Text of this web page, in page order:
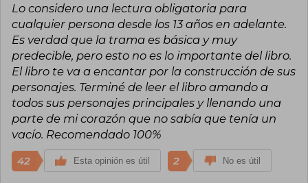
Ganador del Lambda Literary Award por Mejor
Romance Gay con Into This River I Drown (2014).
La casa en el mar más azul (The House in the
Cerulean Sea, 2020) es su novela más exitosa,
considerada bestseller del New York Times y
ganadora de los premios Alex y Mythopoeic en
2021.
Otros títulos destacados incluyen Under the
Whispering Door, In the Lives of Puppets y la
serie Green Creek, siendo Wolfsong (2016) muy
y fantasía.
Lo considero una lectura obligatoria para
cualquier persona desde los 13 años en adelante.
Es verdad que la trama es básica y muy
predecible, pero esto no es lo importante del libro.
El libro te va a encantar por la construcción de sus
personajes. Terminé de leer el libro amando a
todos sus personajes principales y llenando una
parte de mi corazón que no sabía que tenía un
vacío. Recomendado 100%
42 Esta opinión es útil 2 No es útil